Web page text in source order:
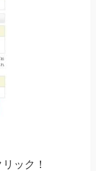
ック！